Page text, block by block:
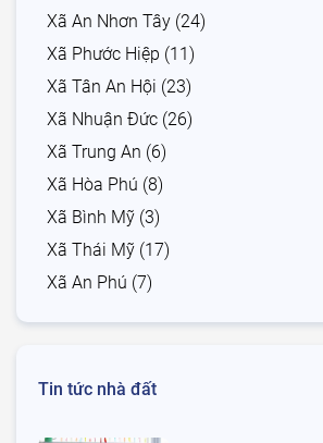
Xã An Nhơn Tây (24)
Xã Phước Hiệp (11)
Xã Tân An Hội (23)
Xã Nhuận Đức (26)
Xã Trung An (6)
Xã Hòa Phú (8)
Xã Bình Mỹ (3)
Xã Thái Mỹ (17)
Xã An Phú (7)
Tin tức nhà đất